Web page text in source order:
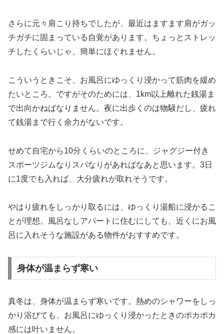
さらに元々肩こり持ちでしたが、最近はますます肩がガッ
チガチに固まっている自覚があります。ちょっとストレッ
チしたくらいじゃ、簡単にほぐれません。
こういうときこそ、お風呂にゆっくり浸かって筋肉を緩め
たいところ。ですがそのためには、1km以上離れた銭湯ま
で出向かねばなりません。 夜に出歩くのは物騒だし、疲れ
て銭湯まで行く余力がないです。
せめて自宅から10分くらいのところに、ジャグジー付き
スポーツジムなりスパなりがあればなあと思います。3日
に1度でも入れば、大分疲れが取れそうです。
やはり疲れをしっかり取るには、ゆっくり湯船に浸かるこ
とが理想。風呂なしアパートに住むにしても、近くにお風
呂に入れそうな施設がある物件がおすすめです。
身体が温まらず寒い
真冬は、身体が温まらず寒いです。熱めのシャワーをしっ
かり浴びても、お風呂にゆっくり浸かったときのポカポカ
感には叶いません。